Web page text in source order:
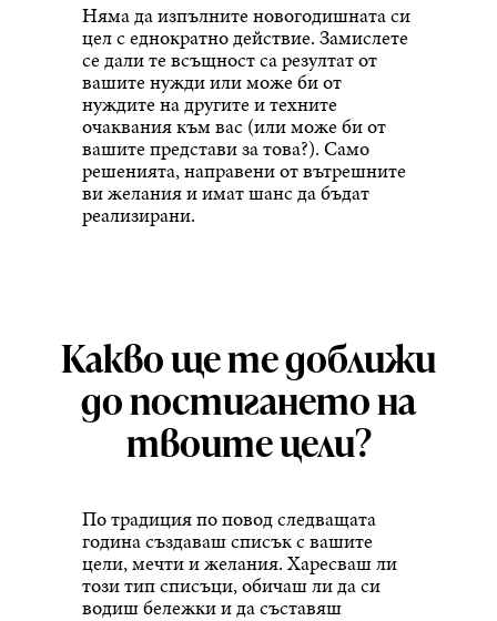
Няма да изпълните новогодишната си
цел с еднократно действие. Замислете
се дали те всъщност са резултат от
вашите нужди или може би от
нуждите на другите и техните
очаквания към вас (или може би от
вашите представи за това?). Само
решенията, направени от вътрешните
ви желания и имат шанс да бъдат
реализирани.
Какво ще те доближи
до постигането на
твоите цели?
По традиция по повод следващата
година създаваш списък с вашите
цели, мечти и желания. Харесваш ли
този тип списъци, обичаш ли да си
водиш бележки и да съставяш